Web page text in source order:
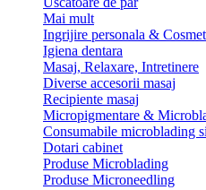
Mai mult
Ingrijire personala &
Igiena dentara
Masaj, Relaxare, Intretinere
Diverse accesorii masaj
Recipiente masaj
Micropigmentare &
Consumabile microblading
Dotari cabinet
Produse Microblading
Produse Microneedling